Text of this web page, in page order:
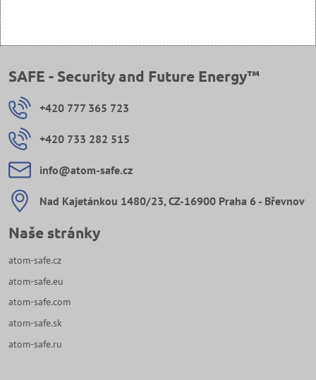
SAFE - Security and Future Energy™
+420 777 365 723
+420 733 282 515
info​@atom-safe​.cz
Nad Kajetánkou 1480/23, CZ-16900 Praha 6 - Břevnov
Naše stránky
atom-safe.cz
atom-safe.eu
atom-safe.com
atom-safe.sk
atom-safe.ru